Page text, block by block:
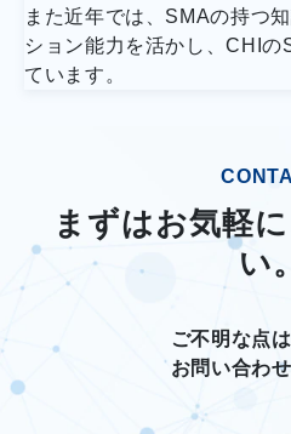
また近年では、SMAの持つ
ション能力を活かし、CHIの
ています。
まずはお気軽
い。
ご不明な点
お問い合わ